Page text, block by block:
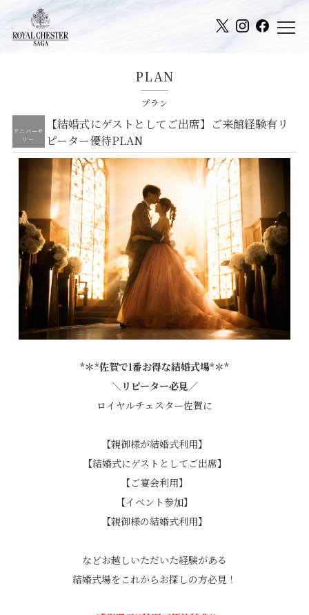
PLAN
プラン
アニバーサ
リー
【結婚式にゲストとしてご出席】ご来館経験有リ
ピーター優待PLAN
*＊*佐賀で1番お得な結婚式場*＊*
＼リピーター必見／
ロイヤルチェスター佐賀に
【親御様が結婚式利用】
【結婚式にゲストとしてご出席】
【ご宴会利用】
【イベント参加】
【親御様の結婚式利用】
などお越しいただいた経験がある
結婚式場をこれからお探しの方必見！